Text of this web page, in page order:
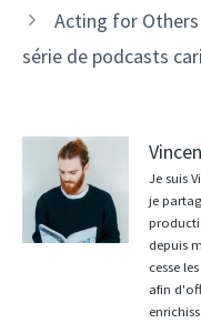
Acting for Others
série de podcasts
Je suis
je
depuis
cesse
afin